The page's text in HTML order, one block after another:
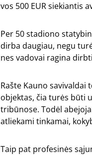
vos 500 EUR siekiantis
Per 50 stadiono
dirba daugiau, negu
nes vadovai ragina
Rašte Kauno savivaldai
objektas, čia turės būti
tribūnose. Todėl
atliekami tinkamai,
Taip pat profesinės